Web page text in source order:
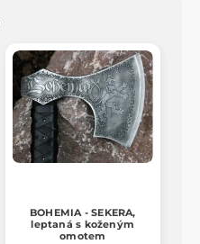
BOHEMIA - SEKERA,
leptaná s koženým
omotem